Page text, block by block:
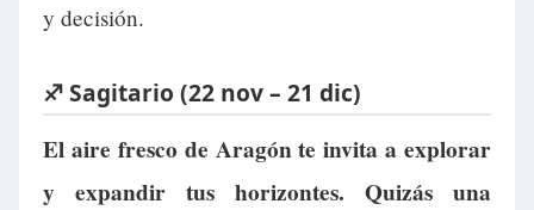
y decisión.
♐ Sagitario (22 nov – 21 dic)
El aire fresco de Aragón te invita a explorar
y expandir tus horizontes. Quizás una